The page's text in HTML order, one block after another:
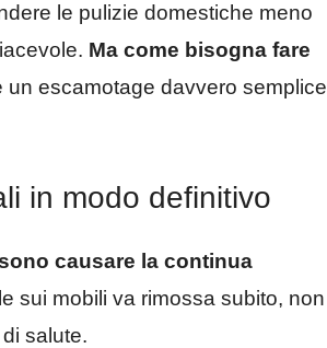
le pulizie domestiche meno
Ma come bisogna fare
un escamotage davvero semplice
in modo definitivo
causare la continua
sui mobili va rimossa subito, non
salute.